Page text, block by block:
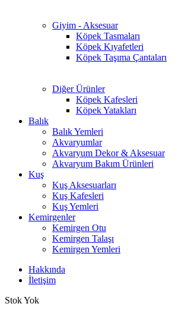
Giyim - Aksesuar
Köpek Tasmaları
Köpek Kıyafetleri
Köpek Taşıma Çantaları
Diğer Ürünler
Köpek Kafesleri
Köpek Yatakları
Balık
Balık Yemleri
Akvaryumlar
Akvaryum Dekor & Aksesuar
Akvaryum Bakım Ürünleri
Kuş
Kuş Aksesuarları
Kuş Kafesleri
Kuş Yemleri
Kemirgenler
Kemirgen Otu
Kemirgen Talaşı
Kemirgen Yemleri
Hakkında
İletişim
Stok Yok